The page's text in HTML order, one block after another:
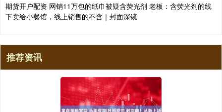
期货开户配资 网销11万包的纸巾被疑含荧光剂 老板：含荧光剂的线
下卖给小餐馆，线上销售的不含｜封面深镜
推荐资讯